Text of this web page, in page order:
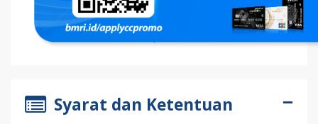
Syarat dan Ketentuan